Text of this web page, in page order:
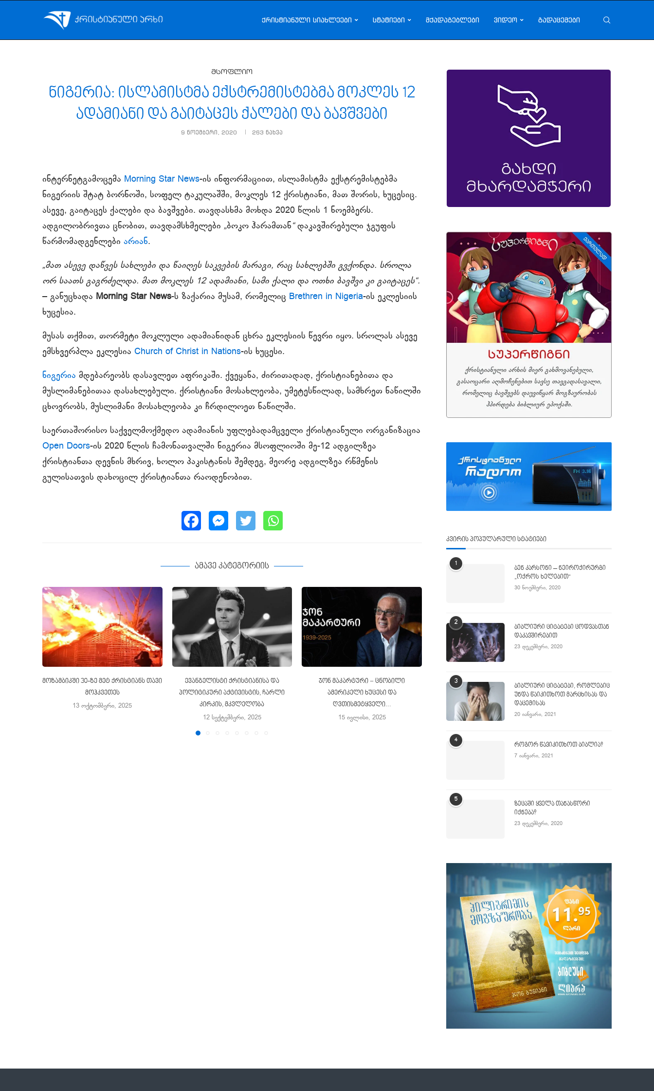
ქრისტიანული სიახლეები სტატიები მქადაგებლები ვიდეო გადაცემები
მსოფლიო
ნიგერია: ისლამისტმა ექსტრემისტებმა მოკლეს 12
ადამიანი და გაიტაცეს ქალები და ბავშვები
9 ნოემბერი, 2020 263 ნახვა
ინტერნეტგამოცემა Morning Star News-ის ინფორმაციით, ისლამისტმა ექსტრემისტებმა
ნიგერიის შტატ ბორნოში, სოფელ ტაკულაშში, მოკლეს 12 ქრისტიანი, მათ შორის, ხუცესიც.
ასევე, გაიტაცეს ქალები და ბავშვები. თავდასხმა მოხდა 2020 წლის 1 ნოემბერს.
ადგილობრივთა ცნობით, თავდამსხმელები „ბოკო ჰარამთან“დაკავშირებული ჯგუფის
წარმომადგენლები არიან.
„მათ ასევე დაწვეს სახლები და წაიღეს საკვების მარაგი, რაც სახლებში გვქონდა. სროლა
ორ საათს გაგრძელდა. მათ მოკლეს 12 ადამიანი, სამი ქალი და ოთხი ბავშვი კი გაიტაცეს“.
– განუცხადა Morning Star News-ს ზაქარია მუსამ, რომელიც Brethren in Nigeria-ის ეკლესიის
ხუცესია.
მუსას თქმით, თორმეტი მოკლული ადამიანიდან ცხრა ეკლესიის წევრი იყო. სროლას ასევე
ემსხვერპლა ეკლესია Church of Christ in Nations-ის ხუცესი.
ნიგერია მდებარეობს დასავლეთ აფრიკაში. ქვეყანა, ძირითადად, ქრისტიანებითა და
მუსლიმანებითაა დასახლებული. ქრისტიანი მოსახლეობა, უმეტესწილად, სამხრეთ ნაწილში
ცხოვრობს, მუსლიმანი მოსახლეობა კი ჩრდილოეთ ნაწილში.
საერთაშორისო საქველმოქმედო ადამიანის უფლებადამცველი ქრისტიანული ორგანიზაცია
Open Doors-ის 2020 წლის ჩამონათვალში ნიგერია მსოფლიოში მე-12 ადგილზეა
ქრისტიანთა დევნის მხრივ, ხოლო პაკისტანის შემდეგ, მეორე ადგილზეა რწმენის
გულისათვის დახოცილ ქრისტიანთა რაოდენობით.
ამავე კატეგორიის
მოზამბიკში 30-ზე მეტ ქრისტიანს თავი
მოჰკვეთეს
13 ოქტომბერი, 2025
ევანგელისტი ქრისტიანისა და
პოლიტიკური აქტივისტის, ჩარლი
კირკის, მკვლელობა
12 სექტემბერი, 2025
ჯონ მაკარტური − ცნობილი
ამერიკელი ხუცესი და
ღვთისმეტყველი...
15 ივლისი, 2025
ტელემახარებელი ჯიმი სვაგერტი 90
წლის ასაკში გარდაიცვალა
2 ივლისი, 2025
ქრისტიანმა რეპერმა
„გრემის“ კიდევ ორი ჯილდო
კვირის პოპულარული სტატიები
1
ბენ კარსონი – ნეიროქირურგი
„ოქროს ხელებით“
30 ნოემბერი, 2020
2
ბიბლიური ციტატები ცოდვასთან
დაკავშირებით
23 დეკემბერი, 2020
3
ბიბლიური ციტატები, რომლებიც
უნდა წაიკითხოთ მარცხისას და
დაცემისას
20 იანვარი, 2021
4
როგორ წავიკითხოთ ბიბლია?
7 იანვარი, 2021
5
ზეცაში ყველა თანასწორი
იქნება?
23 დეკემბერი, 2020